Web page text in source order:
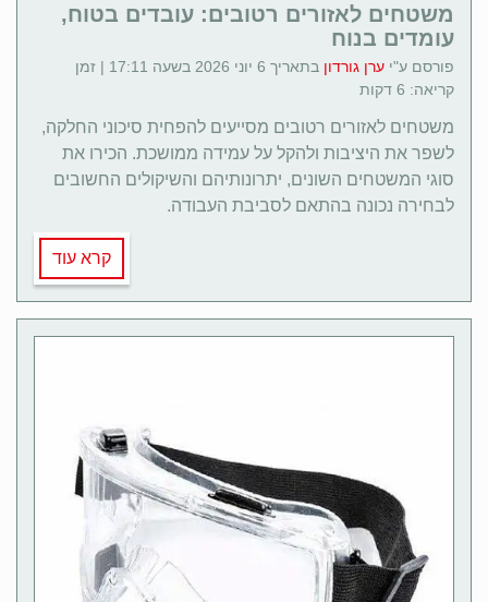
משטחים לאזורים רטובים: עובדים בטוח,
עומדים בנוח
פורסם ע"י ערן גורדון
בתאריך 6 יוני 2026 בשעה 17:11 | זמן
קריאה: 6 דקות
משטחים לאזורים רטובים מסייעים להפחית סיכוני החלקה,
לשפר את היציבות ולהקל על עמידה ממושכת. הכירו את
סוגי המשטחים השונים, יתרונותיהם והשיקולים החשובים
לבחירה נכונה בהתאם לסביבת העבודה.
קרא עוד